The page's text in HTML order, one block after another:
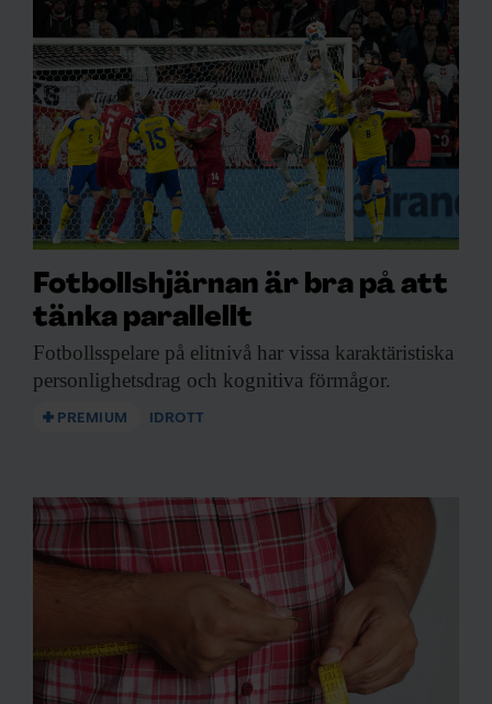
Fotbollshjärnan är bra på att
tänka parallellt
Fotbollsspelare på elitnivå har vissa karaktäristiska
personlighetsdrag och kognitiva förmågor.
PREMIUM IDROTT